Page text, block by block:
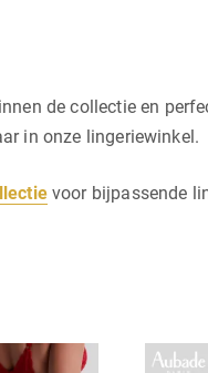
de collectie en
in onze lingeriewinkel.
voor bijpassende
Dit